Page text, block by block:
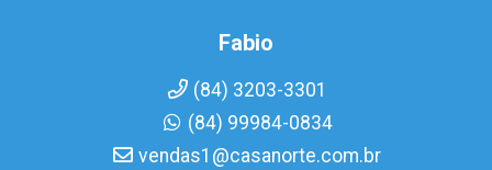
Fabio
(84) 3203-3301
(84) 99984-0834
vendas1@casanorte.com.br